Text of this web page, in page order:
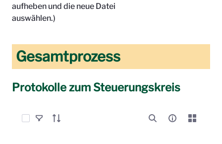
aufheben und die neue Datei
auswählen.)
Gesamtprozess
Protokolle zum Steuerungskreis
Elemente auswählen